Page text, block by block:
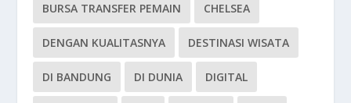
BURSA TRANSFER PEMAIN CHELSEA
DENGAN KUALITASNYA DESTINASI WISATA
DI BANDUNG DI DUNIA DIGITAL